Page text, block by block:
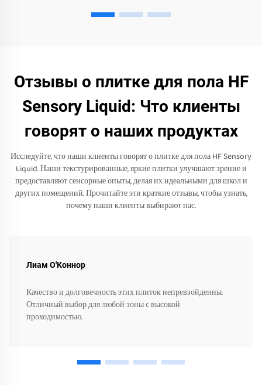
Отзывы о плитке для пола HF
Sensory Liquid: Что клиенты
говорят о наших продуктах
Исследуйте, что наши клиенты говорят о плитке для пола HF Sensory
Liquid. Наши текстурированные, яркие плитки улучшают зрение и
предоставляют сенсорные опыты, делая их идеальными для школ и
других помещений. Прочитайте эти краткие отзывы, чтобы узнать,
почему наши клиенты выбирают нас.
Лиам О'Коннор
Качество и долговечность этих плиток непревзойденны.
Отличный выбор для любой зоны с высокой
проходимостью.